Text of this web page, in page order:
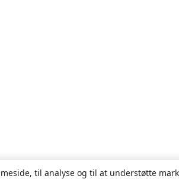
til analyse og til at understøtte